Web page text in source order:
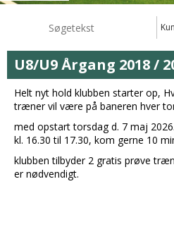
U8/U9 Årgang 2018 /
Helt nyt hold klubben starter op,
træner vil være på baneren hver
med opstart torsdag d. 7 maj
kl. 16.30 til 17.30, kom gerne 10
klubben tilbyder 2 gratis prøve
er nødvendigt.